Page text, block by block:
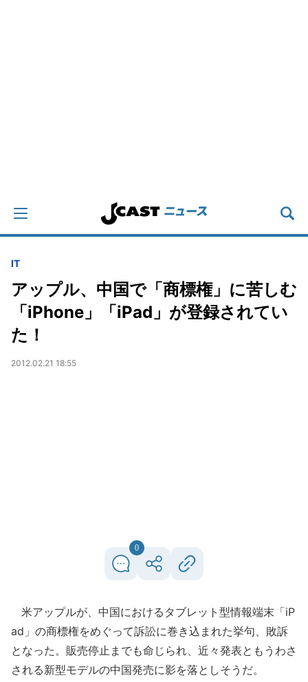
IT
アップル、中国で「商標権」に苦しむ
「iPhone」「iPad」が登録されてい
た！
2012.02.21 18:55
0
米アップルが、中国におけるタブレット型情報端末「iP
ad」の商標権をめぐって訴訟に巻き込まれた挙句、敗訴
となった。販売停止までも命じられ、近々発表ともうわさ
される新型モデルの中国発売に影を落としそうだ。